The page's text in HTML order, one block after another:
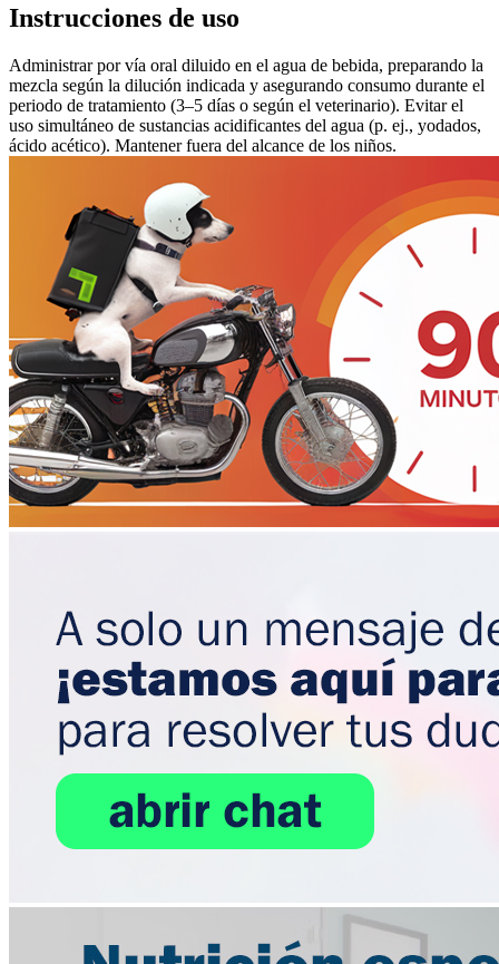
Instrucciones de uso
Administrar por vía oral diluido en el agua de bebida, preparando la
mezcla según la dilución indicada y asegurando consumo durante el
periodo de tratamiento (3–5 días o según el veterinario). Evitar el
uso simultáneo de sustancias acidificantes del agua (p. ej., yodados,
ácido acético). Mantener fuera del alcance de los niños.